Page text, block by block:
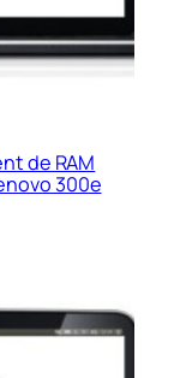
de RAM
300e